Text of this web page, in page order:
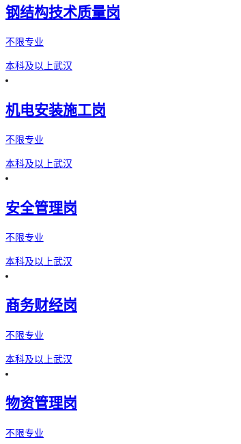
钢结构技术质量岗
不限专业
本科及以上武汉
机电安装施工岗
不限专业
本科及以上武汉
安全管理岗
不限专业
本科及以上武汉
商务财经岗
不限专业
本科及以上武汉
物资管理岗
不限专业